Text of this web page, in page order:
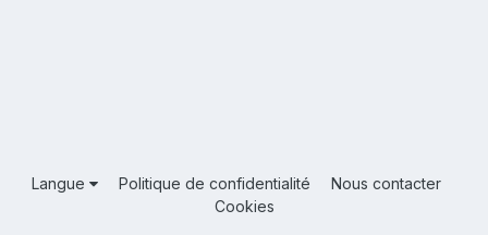
Langue Politique de confidentialité
Nous contacter
Cookies